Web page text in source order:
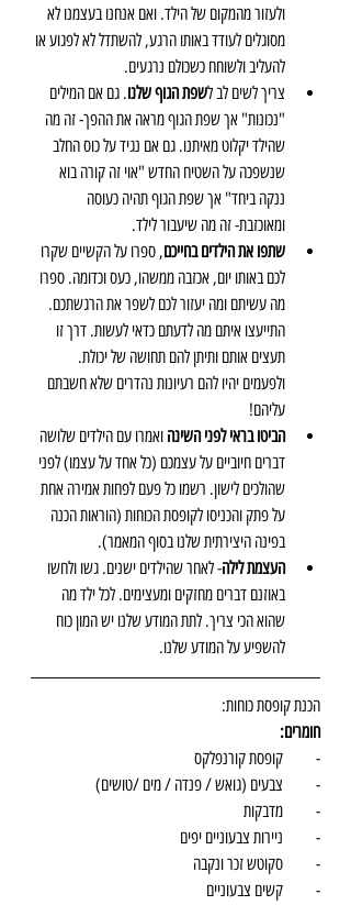
ולעזור מהמקום של הילד. ואם אנחנו בעצמנו לא
מסוגלים לעודד באותו הרגע, להשתדל לא לפגוע או
להעליב ולשוחח כשכולם נרגעים.
צריך לשים לב לשפת הגוף שלנו. גם אם המילים
"נכונות" אך שפת הגוף מראה את ההפך- זה מה
שהילד יקלוט מאיתנו. גם אם נגיד על כוס החלב
שנשפכה על השטיח החדש "אוי זה קורה בוא
ננקה ביחד" אך שפת הגוף תהיה כעוסה
ומאוכזבת- זה מה שיעבור לילד.
שתפו את הילדים בחייכם, ספרו על הקשיים שקרו
לכם באותו יום, אכזבה ממשהו, כעס וכדומה. ספרו
מה עשיתם ומה יעזור לכם לשפר את הרגשתכם.
התייעצו איתם מה לדעתם כדאי לעשות. דרך זו
תעצים אותם ותיתן להם תחושה של יכולת.
ולפעמים יהיו להם רעיונות נהדרים שלא חשבתם
עליהם!
הביטו בראי לפני השינה ואמרו עם הילדים שלושה
דברים חיוביים על עצמכם (כל אחד על עצמו) לפני
שהולכים לישון. רשמו כל פעם לפחות אמירה אחת
על פתק והכניסו לקופסת הכוחות (הוראות הכנה
בפינה היצירתית שלנו בסוף המאמר).
העצמת לילה- לאחר שהילדים ישנים. גשו ולחשו
באוזנם דברים מחזקים ומעצימים. לכל ילד מה
שהוא הכי צריך. לתת המודע שלנו יש המון כוח
להשפיע על המודע שלנו.
הכנת קופסת כוחות:
חומרים:
-          קופסת קורנפלקס
-          צבעים (גואש / פנדה / מים /טושים)
-          מדבקות
-          ניירות צבעוניים יפים
-          סקוטש זכר ונקבה
-          קשים צבעוניים